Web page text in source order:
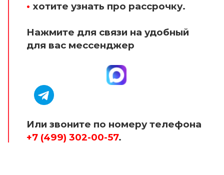
• хотите узнать про рассрочку.
Нажмите для связи на удобный
для вас мессенджер
Или звоните по номеру телефона
+7 (499) 302-00-57.